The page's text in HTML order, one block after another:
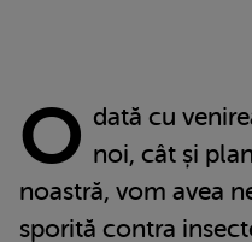
O dată cu
noi, cât și
noastră, vom avea
sporită contra